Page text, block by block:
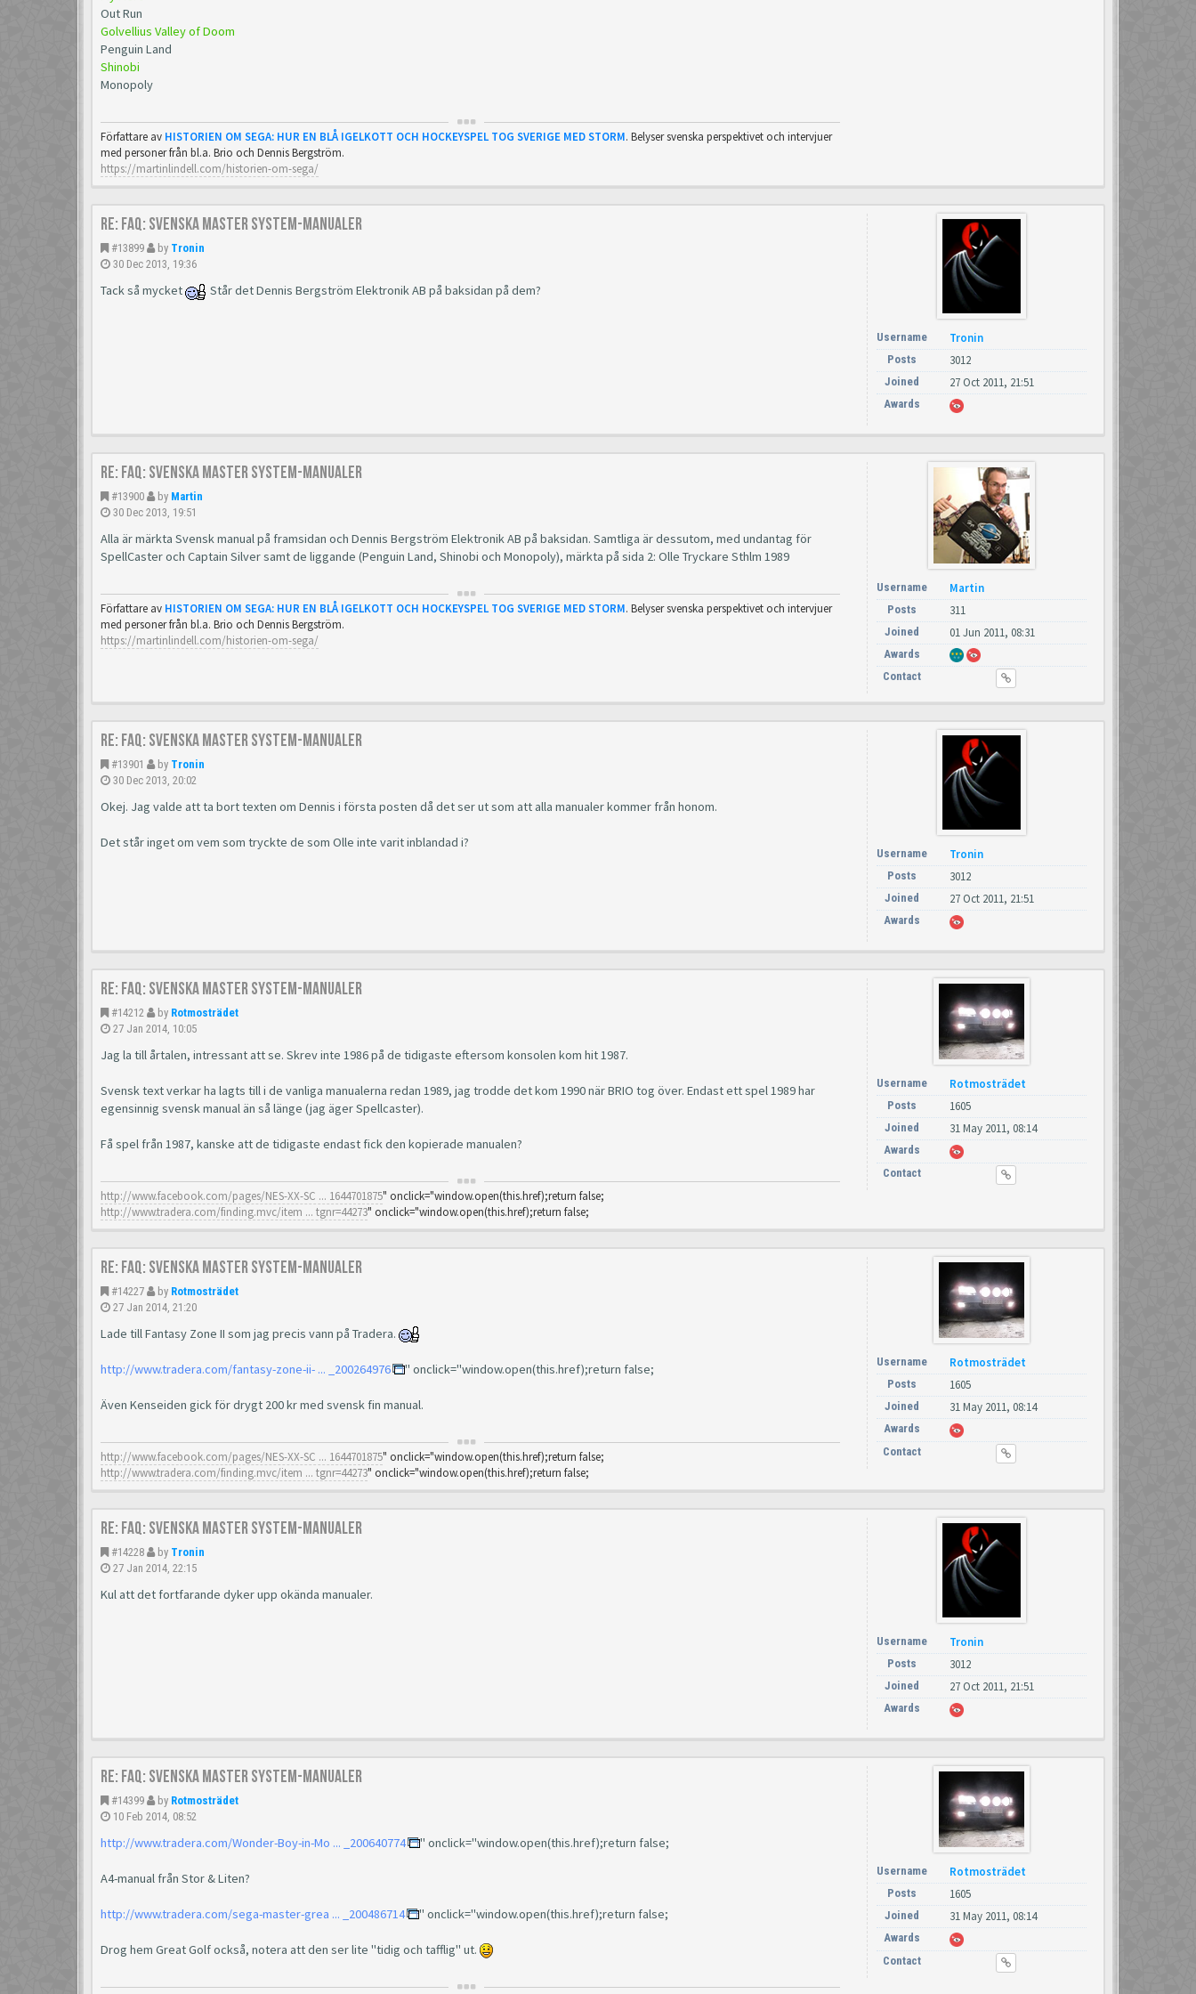
Out Run
Golvellius Valley of Doom
Penguin Land
Shinobi
Monopoly
Författare av HISTORIEN OM SEGA: HUR EN BLÅ IGELKOTT OCH HOCKEYSPEL TOG SVERIGE MED STORM. Belyser svenska perspektivet och intervjuer
med personer från bl.a. Brio och Dennis Bergström.
https://martinlindell.com/historien-om-sega/
Re: FAQ: Svenska Master System-manualer
#13899 by Tronin
30 Dec 2013, 19:36
Tack så mycket Står det Dennis Bergström Elektronik AB på baksidan på dem?
Username Tronin
Posts 3012
Joined 27 Oct 2011, 21:51
Awards
Re: FAQ: Svenska Master System-manualer
#13900 by Martin
30 Dec 2013, 19:51
Alla är märkta Svensk manual på framsidan och Dennis Bergström Elektronik AB på baksidan. Samtliga är dessutom, med undantag för
SpellCaster och Captain Silver samt de liggande (Penguin Land, Shinobi och Monopoly), märkta på sida 2: Olle Tryckare Sthlm 1989
Författare av HISTORIEN OM SEGA: HUR EN BLÅ IGELKOTT OCH HOCKEYSPEL TOG SVERIGE MED STORM. Belyser svenska perspektivet och intervjuer
med personer från bl.a. Brio och Dennis Bergström.
https://martinlindell.com/historien-om-sega/
Username Martin
Posts 311
Joined 01 Jun 2011, 08:31
Awards
Contact
Re: FAQ: Svenska Master System-manualer
#13901 by Tronin
30 Dec 2013, 20:02
Okej. Jag valde att ta bort texten om Dennis i första posten då det ser ut som att alla manualer kommer från honom.
Det står inget om vem som tryckte de som Olle inte varit inblandad i?
Username Tronin
Posts 3012
Joined 27 Oct 2011, 21:51
Awards
Re: FAQ: Svenska Master System-manualer
#14212 by Rotmosträdet
27 Jan 2014, 10:05
Jag la till årtalen, intressant att se. Skrev inte 1986 på de tidigaste eftersom konsolen kom hit 1987.
Svensk text verkar ha lagts till i de vanliga manualerna redan 1989, jag trodde det kom 1990 när BRIO tog över. Endast ett spel 1989 har
egensinnig svensk manual än så länge (jag äger Spellcaster).
Få spel från 1987, kanske att de tidigaste endast fick den kopierade manualen?
http://www.facebook.com/pages/NES-XX-SC ... 1644701875" onclick="window.open(this.href);return false;
http://www.tradera.com/finding.mvc/item ... tgnr=44273" onclick="window.open(this.href);return false;
Username Rotmosträdet
Posts 1605
Joined 31 May 2011, 08:14
Awards
Contact
Re: FAQ: Svenska Master System-manualer
#14227 by Rotmosträdet
27 Jan 2014, 21:20
Lade till Fantasy Zone II som jag precis vann på Tradera.
http://www.tradera.com/fantasy-zone-ii- ... _200264976 " onclick="window.open(this.href);return false;
Även Kenseiden gick för drygt 200 kr med svensk fin manual.
http://www.facebook.com/pages/NES-XX-SC ... 1644701875" onclick="window.open(this.href);return false;
http://www.tradera.com/finding.mvc/item ... tgnr=44273" onclick="window.open(this.href);return false;
Username Rotmosträdet
Posts 1605
Joined 31 May 2011, 08:14
Awards
Contact
Re: FAQ: Svenska Master System-manualer
#14228 by Tronin
27 Jan 2014, 22:15
Kul att det fortfarande dyker upp okända manualer.
Username Tronin
Posts 3012
Joined 27 Oct 2011, 21:51
Awards
Re: FAQ: Svenska Master System-manualer
#14399 by Rotmosträdet
10 Feb 2014, 08:52
http://www.tradera.com/Wonder-Boy-in-Mo ... _200640774 " onclick="window.open(this.href);return false;
A4-manual från Stor & Liten?
http://www.tradera.com/sega-master-grea ... _200486714 " onclick="window.open(this.href);return false;
Drog hem Great Golf också, notera att den ser lite "tidig och tafflig" ut.
Username Rotmosträdet
Posts 1605
Joined 31 May 2011, 08:14
Awards
Contact